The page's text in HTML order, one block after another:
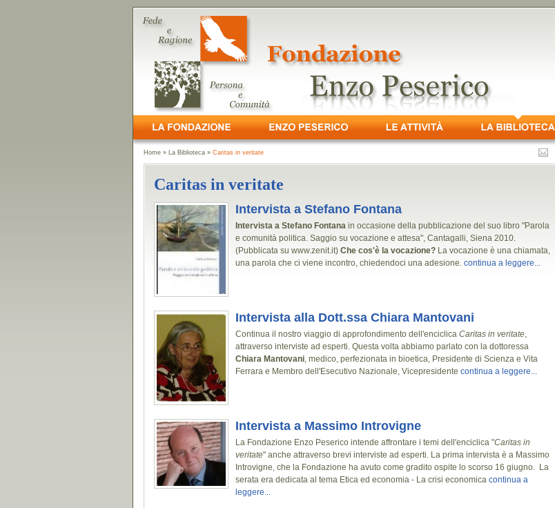
Home » La Biblioteca » Caritas in veritate
Caritas in veritate
Intervista a Stefano Fontana
Intervista a Stefano Fontana in occasione della pubblicazione del suo libro "Parola
e comunità politica. Saggio su vocazione e attesa", Cantagalli, Siena 2010.
(Pubblicata su www.zenit.it) Che cos'è la vocazione? La vocazione è una chiamata,
una parola che ci viene incontro, chiedendoci una adesione. continua a leggere...
Intervista alla Dott.ssa Chiara Mantovani
Continua il nostro viaggio di approfondimento dell'enciclica Caritas in veritate,
attraverso interviste ad esperti. Questa volta abbiamo parlato con la dottoressa
Chiara Mantovani, medico, perfezionata in bioetica, Presidente di Scienza e Vita
Ferrara e Membro dell'Esecutivo Nazionale, Vicepresidente continua a leggere...
Intervista a Massimo Introvigne
La Fondazione Enzo Peserico intende affrontare i temi dell'enciclica "Caritas in
veritate" anche attraverso brevi interviste ad esperti. La prima intervista è a Massimo
Introvigne, che la Fondazione ha avuto come gradito ospite lo scorso 16 giugno. La
serata era dedicata al tema Etica ed economia - La crisi economica continua a
leggere...